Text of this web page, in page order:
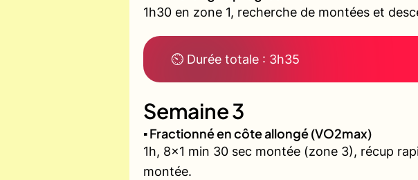
1h30 en zone 1, recherche de montées et
⏲ Durée totale : 3h35
Semaine 3
▪️ Fractionné en côte allongé (VO2max)
1h, 8x1 min 30 sec montée (zone 3), récup
montée.